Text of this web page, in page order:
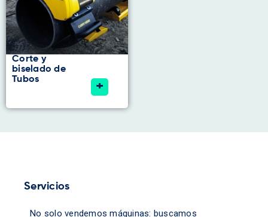
Corte y
biselado de
Tubos
+
Servicios
No solo vendemos máquinas: buscamos